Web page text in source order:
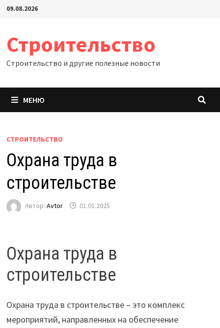
Перейти
09.08.2026
Строительство
Строительство и другие полезные новости
МЕНЮ
СТРОИТЕЛЬСТВО
Охрана труда в
строительстве
Автор: Avtor 01.01.2025
Охрана труда в
строительстве
Охрана труда в строительстве – это комплекс
мероприятий, направленных на обеспечение